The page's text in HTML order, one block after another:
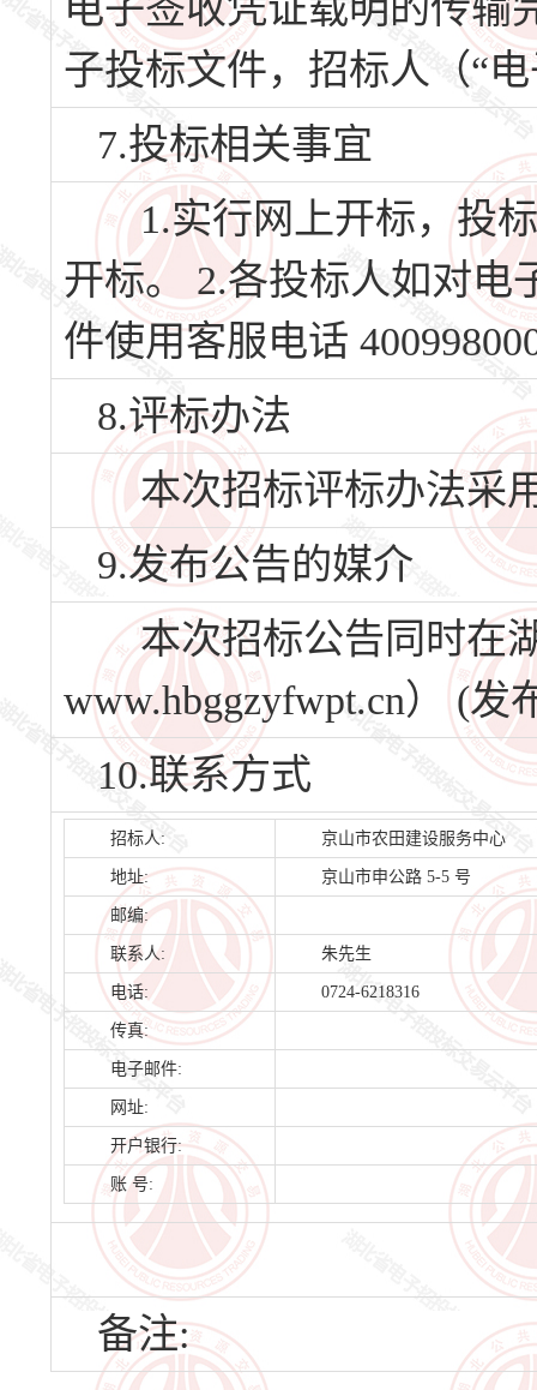
电子签收凭证载明的传输
子投标文件，招标人（“
7.投标相关事宜
1.实行网上开标，投标
开标。 2.各投标人如对电
件使用客服电话
8.评标办法
本次招标评标办法采
9.发布公告的媒介
本次招标公告同时在
www.hbggzyfwpt.cn） (
10.联系方式
招标人: 京山市农田建设服务中心
地址: 京山市申公路 5-5 号
邮编:
联系人: 朱先生
电话: 0724-6218316
传真:
电子邮件:
网址:
开户银行:
账 号:
备注: